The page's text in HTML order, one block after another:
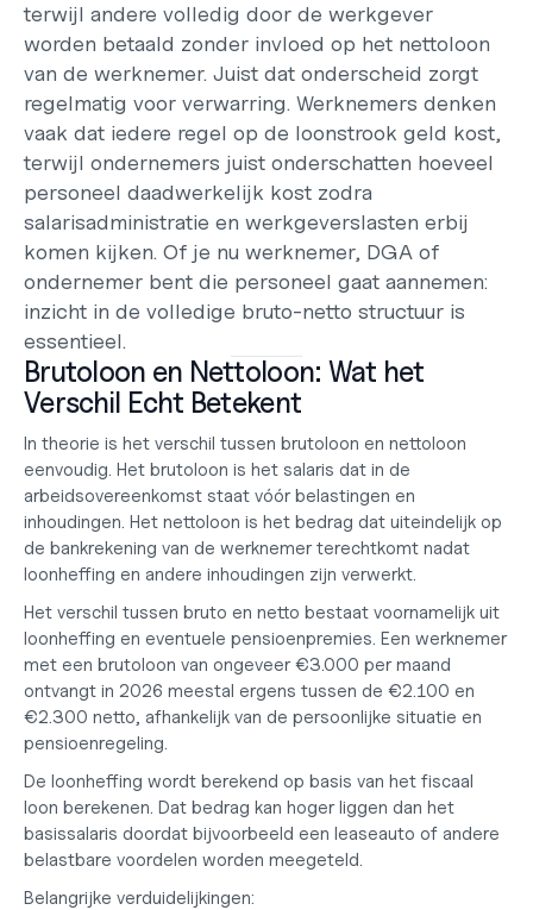
terwijl andere volledig door de werkgever
worden betaald zonder invloed op het nettoloon
van de werknemer. Juist dat onderscheid zorgt
regelmatig voor verwarring. Werknemers denken
vaak dat iedere regel op de loonstrook geld kost,
terwijl ondernemers juist onderschatten hoeveel
personeel daadwerkelijk kost zodra
salarisadministratie en werkgeverslasten erbij
komen kijken. Of je nu werknemer, DGA of
ondernemer bent die personeel gaat aannemen:
inzicht in de volledige bruto-netto structuur is
essentieel.
Brutoloon en Nettoloon: Wat het
Verschil Echt Betekent
In theorie is het verschil tussen brutoloon en nettoloon
eenvoudig. Het brutoloon is het salaris dat in de
arbeidsovereenkomst staat vóór belastingen en
inhoudingen. Het nettoloon is het bedrag dat uiteindelijk op
de bankrekening van de werknemer terechtkomt nadat
loonheffing en andere inhoudingen zijn verwerkt.
Het verschil tussen bruto en netto bestaat voornamelijk uit
loonheffing en eventuele pensioenpremies. Een werknemer
met een brutoloon van ongeveer €3.000 per maand
ontvangt in 2026 meestal ergens tussen de €2.100 en
€2.300 netto, afhankelijk van de persoonlijke situatie en
pensioenregeling.
De loonheffing wordt berekend op basis van het fiscaal
loon berekenen. Dat bedrag kan hoger liggen dan het
basissalaris doordat bijvoorbeeld een leaseauto of andere
belastbare voordelen worden meegeteld.
Belangrijke verduidelijkingen: